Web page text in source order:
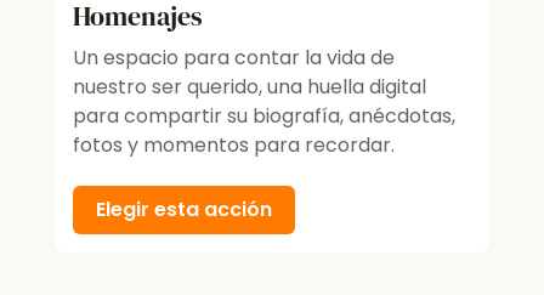
Homenajes
Un espacio para contar la vida de
nuestro ser querido, una huella digital
para compartir su biografía, anécdotas,
fotos y momentos para recordar.
Elegir esta acción